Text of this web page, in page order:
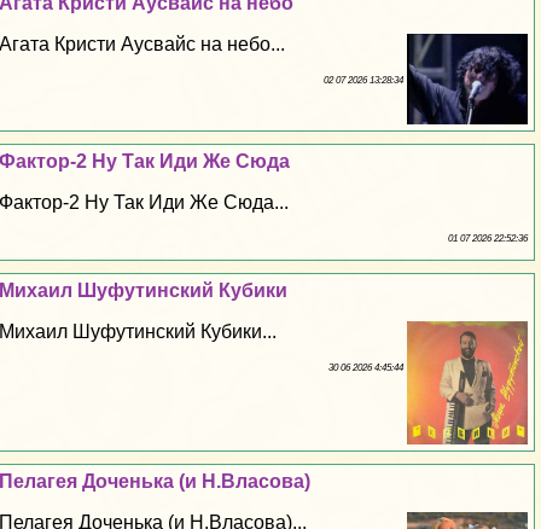
Агата Кристи Аусвайс на небо...
02 07 2026 13:28:34
Фактор-2 Ну Так Иди Же Сюда
Фактор-2 Ну Так Иди Же Сюда...
01 07 2026 22:52:36
Михаил Шуфутинский Кубики
Михаил Шуфутинский Кубики...
30 06 2026 4:45:44
Пелагея Доченька (и Н.Власова)
Пелагея Доченька (и Н.Власова)...